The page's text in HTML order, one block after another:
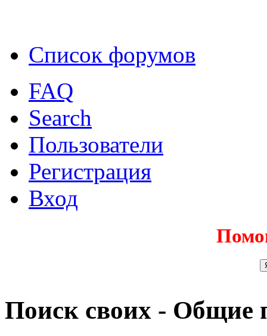
Список форумов
FAQ
Search
Пользователи
Регистрация
Вход
Поиск своих - Общие